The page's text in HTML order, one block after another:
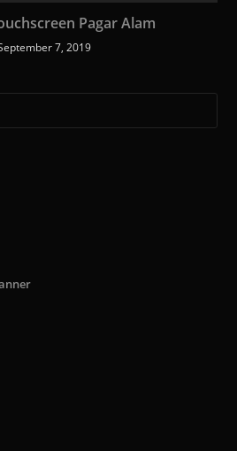
Pagar Alam
7, 2019